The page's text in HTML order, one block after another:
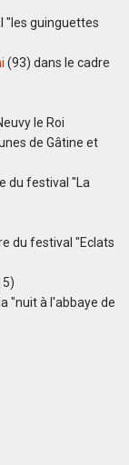
"les guinguettes
(93) dans le cadre
le Roi
de Gâtine et
du festival "La
du festival "Eclats
"nuit à l'abbaye de